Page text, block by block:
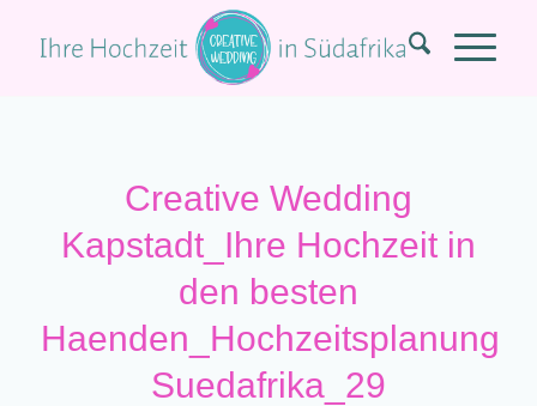
Creative Wedding
Kapstadt_Ihre Hochzeit in
den besten
Haenden_Hochzeitsplanung
Suedafrika_29